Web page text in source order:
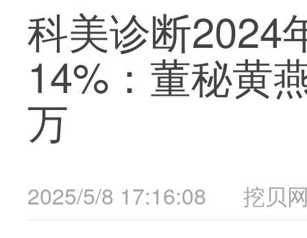
科美诊断2024
14%：董秘黄
万
2025/5/8 17:16:08 挖贝